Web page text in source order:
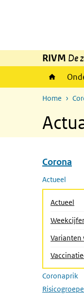
RIVM De
Home
Overslaan
Corona
Actueel
Submenu
Actueel
Varianten
Coronaprik
Submenu